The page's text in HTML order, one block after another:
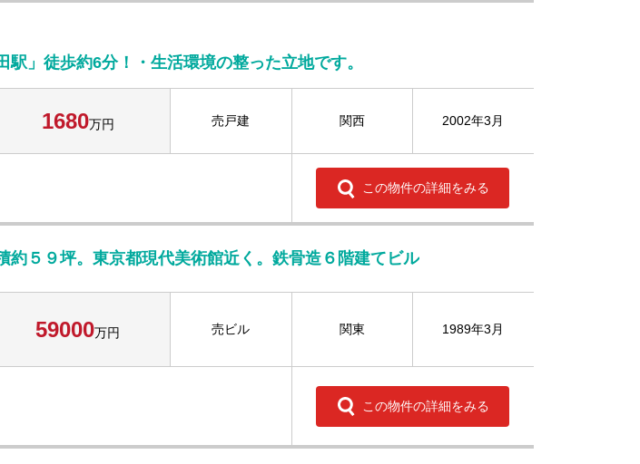
」徒歩約6分！・生活環境の整った立地です。
1680万円 売戸建 関西 2002年3月
この物件の詳細をみる
約５９坪。東京都現代美術館近く。鉄骨造６階建てビル
59000万円 売ビル 関東 1989年3月
この物件の詳細をみる